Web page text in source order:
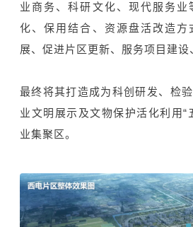
业商务、科研文化、现代服务业
化、保用结合、资源盘活改造方
展、促进片区更新、服务项目建设
最终将其打造成为科创研发、检
业文明展示及文物保护活化利用“
业集聚区。